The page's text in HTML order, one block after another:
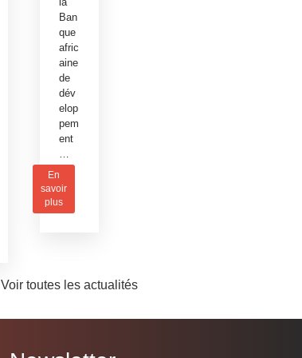
Ban
que
afric
aine
de
dév
elop
pem
ent
…
En
savoir
plus
Voir toutes les actualités